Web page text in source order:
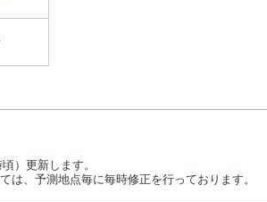
）更新します。
、予測地点毎に毎時修正を行っております。